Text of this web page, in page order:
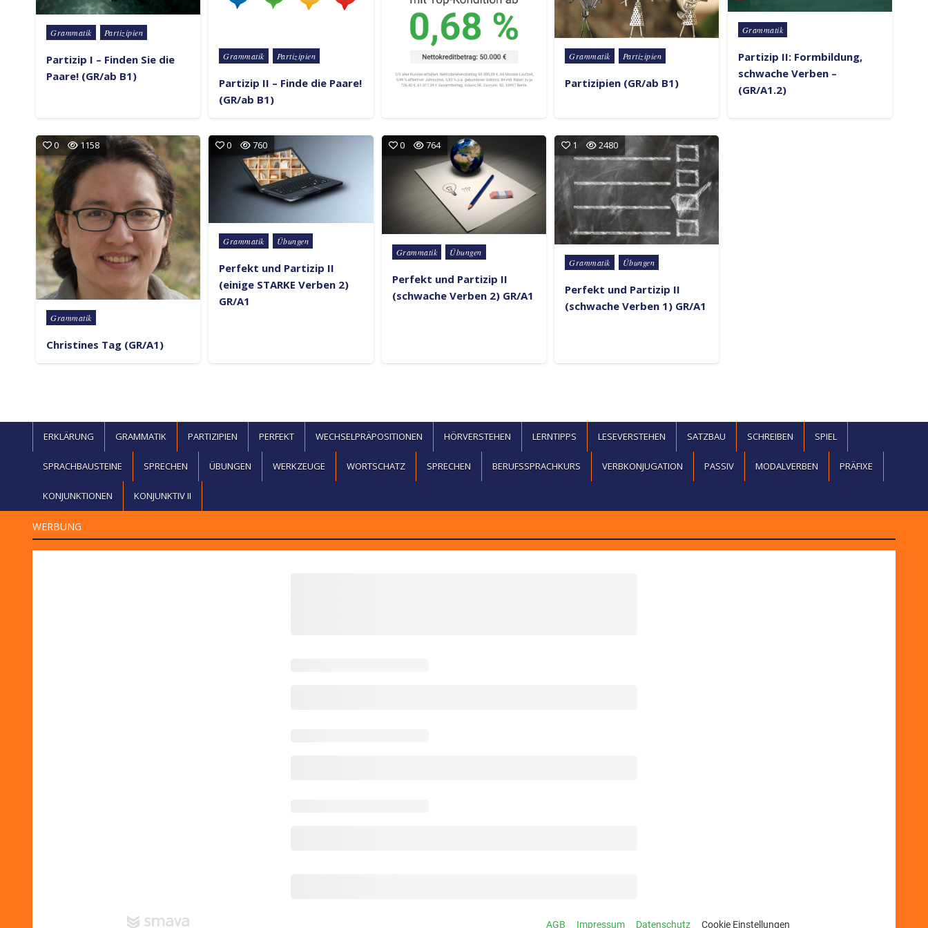
Posted in
Grammatik Partizipien
Partizip I – Finden Sie die
Paare! (GR/ab B1)
Posted in
Grammatik Partizipien
Partizip II – Finde die Paare!
(GR/ab B1)
Posted in
Grammatik Partizipien
Partizipien (GR/ab B1)
Posted in
Grammatik
Partizip II: Formbildung,
schwache Verben –
(GR/A1.2)
0 1158
Posted in
Grammatik
Christines Tag (GR/A1)
0 760
Posted in
Grammatik Übungen
Perfekt und Partizip II
(einige STARKE Verben 2)
GR/A1
0 764
Posted in
Grammatik Übungen
Perfekt und Partizip II
(schwache Verben 2) GR/A1
1 2480
Posted in
Grammatik Übungen
Perfekt und Partizip II
(schwache Verben 1) GR/A1
ERKLÄRUNG GRAMMATIK PARTIZIPIEN PERFEKT WECHSELPRÄPOSITIONEN HÖRVERSTEHEN LERNTIPPS LESEVERSTEHEN SATZBAU SCHREIBEN SPIEL
SPRACHBAUSTEINE SPRECHEN ÜBUNGEN WERKZEUGE WORTSCHATZ SPRECHEN BERUFSSPRACHKURS VERBKONJUGATION PASSIV MODALVERBEN PRÄFIXE
KONJUNKTIONEN KONJUNKTIV II
WERBUNG